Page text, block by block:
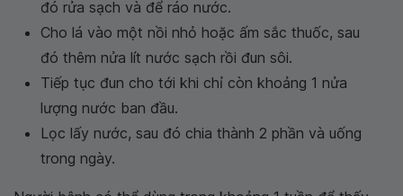
đó rửa sạch và để ráo nước.
Cho lá vào một nồi nhỏ hoặc ấm sắc thuốc, sau
đó thêm nửa lít nước sạch rồi đun sôi.
Tiếp tục đun cho tới khi chỉ còn khoảng 1 nửa
lượng nước ban đầu.
Lọc lấy nước, sau đó chia thành 2 phần và uống
trong ngày.